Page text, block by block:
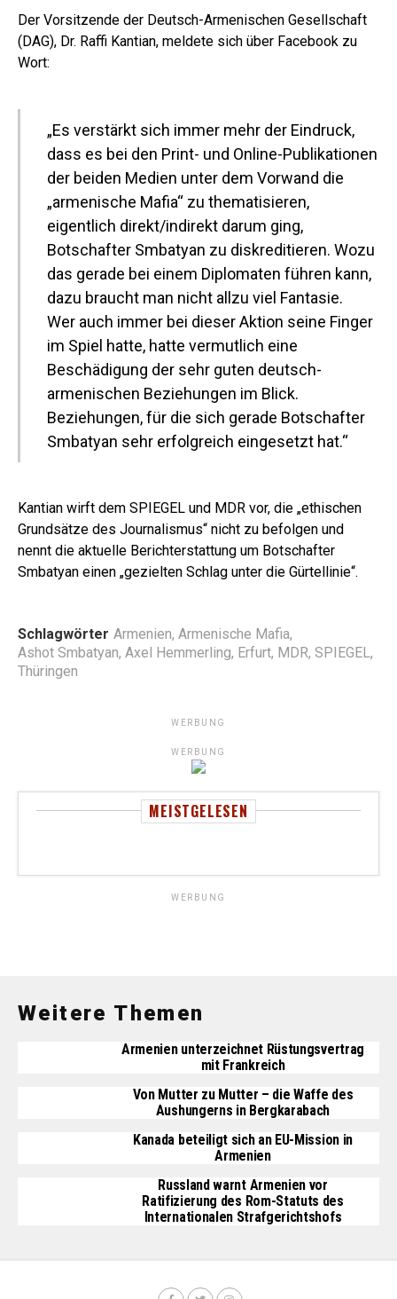
Der Vorsitzende der Deutsch-Armenischen Gesellschaft
(DAG), Dr. Raffi Kantian, meldete sich über Facebook zu
Wort:
„Es verstärkt sich immer mehr der Eindruck,
dass es bei den Print- und Online-Publikationen
der beiden Medien unter dem Vorwand die
„armenische Mafia“ zu thematisieren,
eigentlich direkt/indirekt darum ging,
Botschafter Smbatyan zu diskreditieren. Wozu
das gerade bei einem Diplomaten führen kann,
dazu braucht man nicht allzu viel Fantasie.
Wer auch immer bei dieser Aktion seine Finger
im Spiel hatte, hatte vermutlich eine
Beschädigung der sehr guten deutsch-
armenischen Beziehungen im Blick.
Beziehungen, für die sich gerade Botschafter
Smbatyan sehr erfolgreich eingesetzt hat.“
Kantian wirft dem SPIEGEL und MDR vor, die „ethischen
Grundsätze des Journalismus“ nicht zu befolgen und
nennt die aktuelle Berichterstattung um Botschafter
Smbatyan einen „gezielten Schlag unter die Gürtellinie“.
Schlagwörter Armenien, Armenische Mafia,
Ashot Smbatyan, Axel Hemmerling, Erfurt, MDR, SPIEGEL,
Thüringen
WERBUNG
WERBUNG
MEISTGELESEN
WERBUNG
Weitere Themen
Armenien unterzeichnet Rüstungsvertrag
mit Frankreich
Von Mutter zu Mutter – die Waffe des
Aushungerns in Bergkarabach
Kanada beteiligt sich an EU-Mission in
Armenien
Russland warnt Armenien vor
Ratifizierung des Rom-Statuts des
Internationalen Strafgerichtshofs